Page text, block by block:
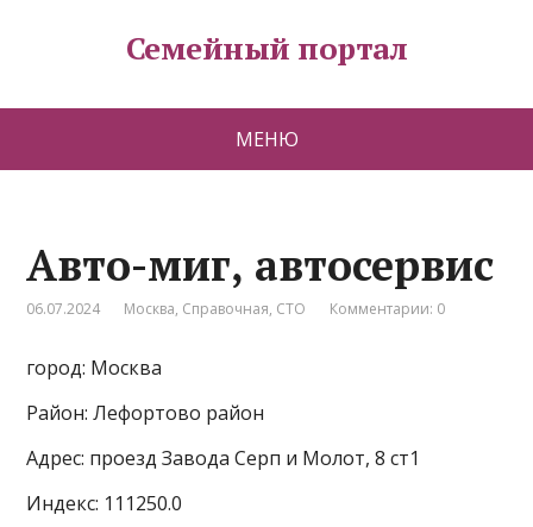
Семейный портал
МЕНЮ
Авто-миг, автосервис
06.07.2024 Москва, Справочная, СТО Комментарии: 0
город: Москва
Район: Лефортово район
Адрес: проезд Завода Серп и Молот, 8 ст1
Индекс: 111250.0